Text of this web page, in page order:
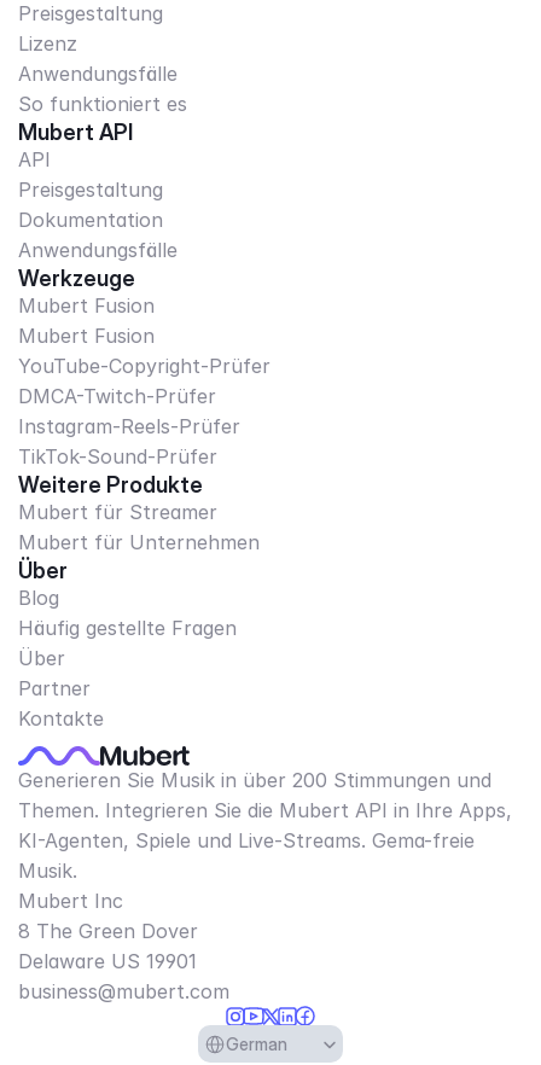
Preisgestaltung
Lizenz
Anwendungsfälle
So funktioniert es
Mubert API
API
Preisgestaltung
Dokumentation
Anwendungsfälle
Werkzeuge
Mubert Fusion
Mubert Fusion
YouTube-Copyright-Prüfer
DMCA-Twitch-Prüfer
Instagram-Reels-Prüfer
TikTok-Sound-Prüfer
Weitere Produkte
Mubert für Streamer
Mubert für Unternehmen
Über
Blog
Häufig gestellte Fragen
Über
Partner
Kontakte
Generieren Sie Musik in über 200 Stimmungen und
Themen. Integrieren Sie die Mubert API in Ihre Apps,
KI-Agenten, Spiele und Live-Streams. Gema-freie
Musik.
Mubert Inc
8 The Green Dover
Delaware US 19901​
business@mubert.com
Select Language
German